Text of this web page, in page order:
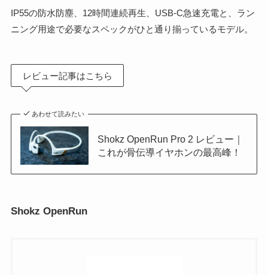
IP55の防水防塵、12時間連続再生、USB-C急速充電と、ラン
ニング用途で必要なスペックがひと通り揃っているモデル。
レビュー記事はこちら
あわせて読みたい
Shokz OpenRun Pro 2 レビュー｜
これが骨伝導イヤホンの最高峰！
Shokz OpenRun